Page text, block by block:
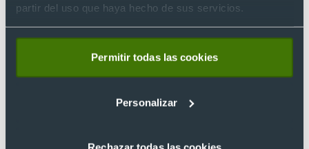
partir del uso que haya hecho de sus servicios.
Permitir todas las cookies
Personalizar
Lo que dicen nuestros clientes